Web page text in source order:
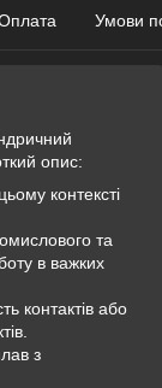
Умови
опис:
контексті
та
в важких
контактів або
з